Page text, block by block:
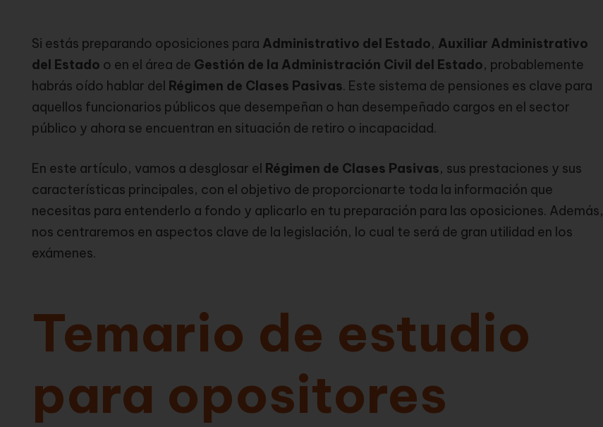
Si estás preparando oposiciones para Administrativo del Estado, Auxiliar Administrativo
del Estado o en el área de Gestión de la Administración Civil del Estado, probablemente
habrás oído hablar del Régimen de Clases Pasivas. Este sistema de pensiones es clave para
aquellos funcionarios públicos que desempeñan o han desempeñado cargos en el sector
público y ahora se encuentran en situación de retiro o incapacidad.
En este artículo, vamos a desglosar el Régimen de Clases Pasivas, sus prestaciones y sus
características principales, con el objetivo de proporcionarte toda la información que
necesitas para entenderlo a fondo y aplicarlo en tu preparación para las oposiciones. Además,
nos centraremos en aspectos clave de la legislación, lo cual te será de gran utilidad en los
exámenes.
Temario de estudio
para opositores